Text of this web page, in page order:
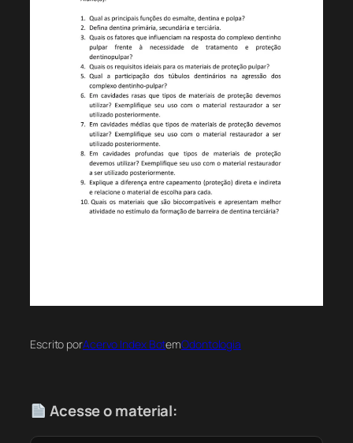
Escrito porAcervo Index BotemOdontologia
Acesse o material: